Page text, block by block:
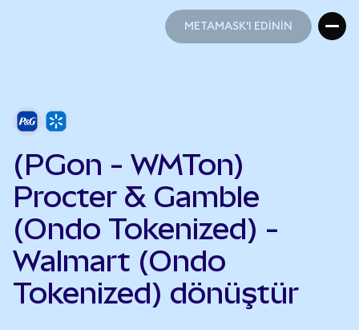
METAMASK'I EDİNİN
(PGon - WMTon)
Procter & Gamble
(Ondo Tokenized) -
Walmart (Ondo
Tokenized) dönüştür